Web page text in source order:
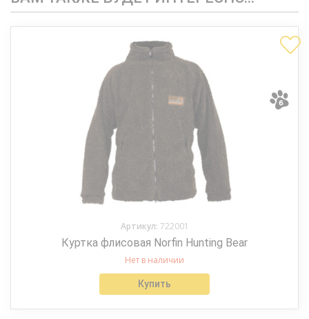
Артикул: 722001
Куртка флисовая Norfin Hunting Bear
Нет в наличии
Купить